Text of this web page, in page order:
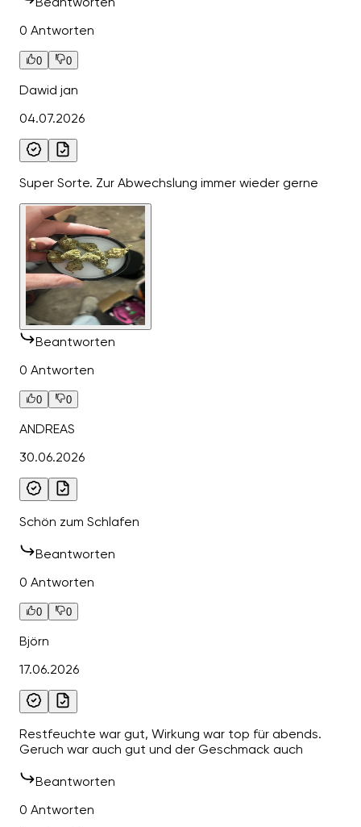
0 Antworten
0 0
Dawid jan
04.07.2026
Super Sorte. Zur Abwechslung immer wieder gerne
Beantworten
0 Antworten
0 0
ANDREAS
30.06.2026
Schön zum Schlafen
Beantworten
0 Antworten
0 0
Björn
17.06.2026
Restfeuchte war gut, Wirkung war top für abends.
Geruch war auch gut und der Geschmack auch
Beantworten
0 Antworten